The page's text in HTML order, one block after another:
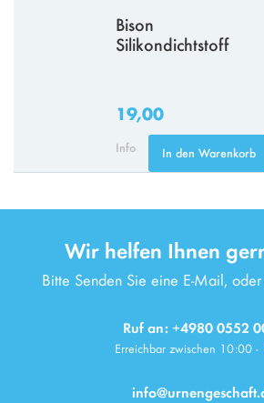
Bison
Silikondichtstoff
19,00
Info In den Warenkorb
Wir helfen Ihnen
Bitte Senden Sie eine E-Mail,
Ruf an: +4980 0552
Erreichbar zwischen 10:00